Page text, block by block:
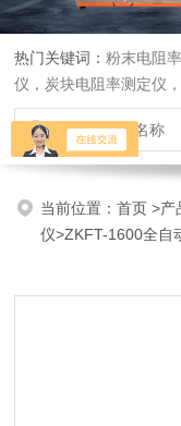
热门关键词：粉末电阻
仪，炭块电阻率测定仪
炭块热膨胀仪，炭块透
当前位置：首页>产
仪>ZKFT-1600全自